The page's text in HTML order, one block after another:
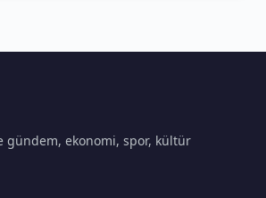
gündem, ekonomi, spor, kültür